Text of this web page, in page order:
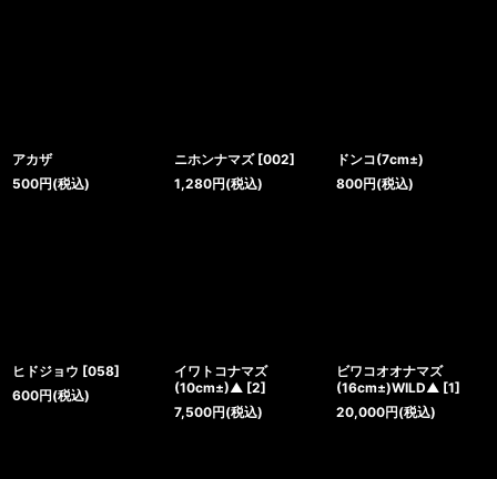
アカザ
500円(税込)
ニホンナマズ [002]
1,280円(税込)
ドンコ(7cm±)
800円(税込)
ヒドジョウ [058]
600円(税込)
イワトコナマズ
(10cm±)▲ [2]
7,500円(税込)
ビワコオオナマズ
(16cm±)WILD▲ [1]
20,000円(税込)